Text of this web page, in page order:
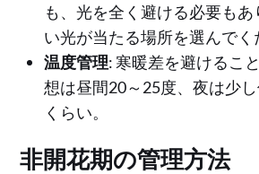
も、光を全く避ける必要もあ
い光が当たる場所を選んでく
温度管理: 寒暖差を避けるこ
想は昼間20～25度、夜は少
くらい。
非開花期の管理方法